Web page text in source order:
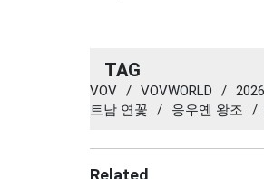
TAG
VOV / VOVWORLD /
트남 연꽃
/ 응우옌 왕조 /
Related